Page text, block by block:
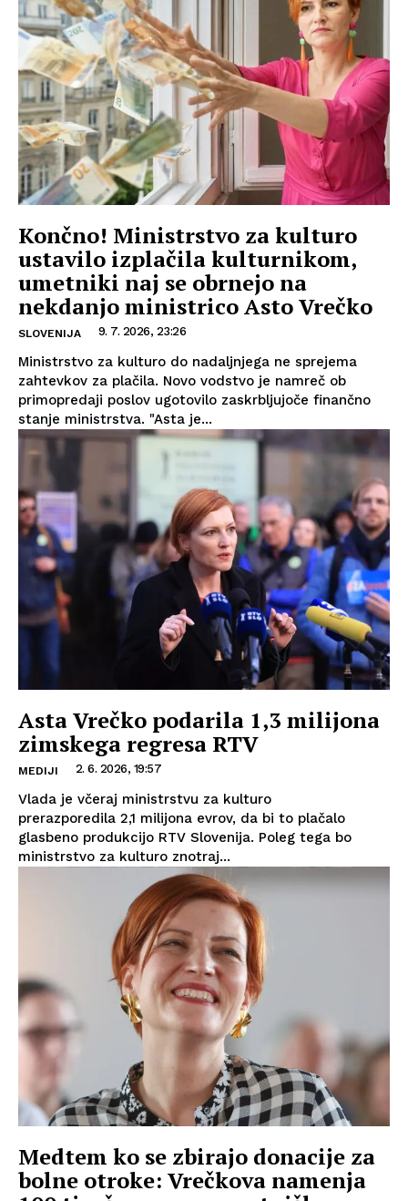
Končno! Ministrstvo za kulturo
ustavilo izplačila kulturnikom,
umetniki naj se obrnejo na
nekdanjo ministrico Asto Vrečko
SLOVENIJA 9. 7. 2026, 23:26
Ministrstvo za kulturo do nadaljnjega ne sprejema
zahtevkov za plačila. Novo vodstvo je namreč ob
primopredaji poslov ugotovilo zaskrbljujoče finančno
stanje ministrstva. "Asta je...
Asta Vrečko podarila 1,3 milijona
zimskega regresa RTV
MEDIJI 2. 6. 2026, 19:57
Vlada je včeraj ministrstvu za kulturo
prerazporedila 2,1 milijona evrov, da bi to plačalo
glasbeno produkcijo RTV Slovenija. Poleg tega bo
ministrstvo za kulturo znotraj...
Medtem ko se zbirajo donacije za
bolne otroke: Vrečkova namenja